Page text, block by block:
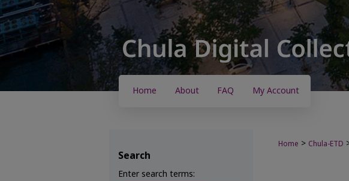
Home About FAQ My Account
Home > Chula-ETD
Search
Enter search terms: